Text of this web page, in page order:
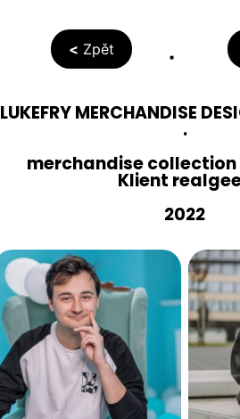
Zpět
LUKEFRY MERCHANDISE
.
merchandise collection
Klient
2022